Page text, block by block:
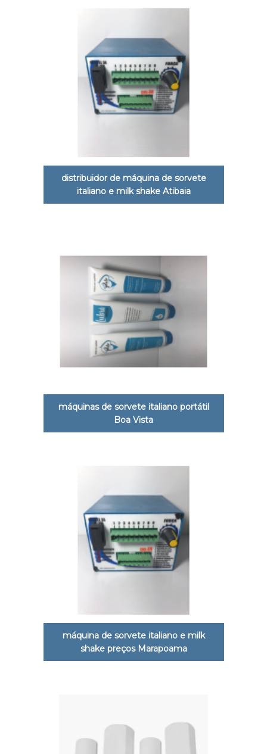
distribuidor de máquina de sorvete
italiano e milk shake Atibaia
máquinas de sorvete italiano portátil
Boa Vista
máquina de sorvete italiano e milk
shake preços Marapoama